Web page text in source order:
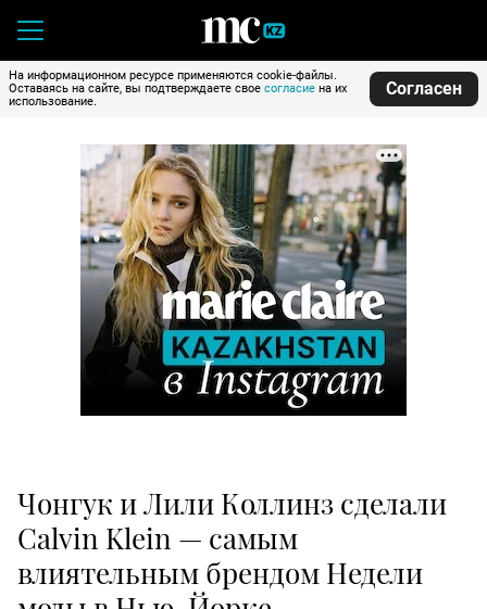
На информационном ресурсе применяются cookie-файлы.
Оставаясь на сайте, вы подтверждаете свое согласие на их
использование.
Согласен
Чонгук и Лили Коллинз сделали
Calvin Klein — самым
влиятельным брендом Недели